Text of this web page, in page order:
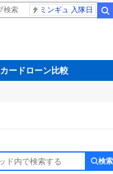
ミンギュ 入隊日
カードローン比較
検索